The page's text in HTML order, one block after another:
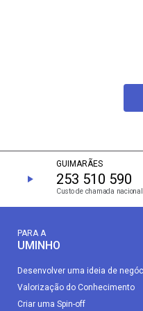
GUIMARÃES
253 510 590
Custo de chamada nacional
PARA A
UMINHO
Desenvolver uma ideia de
Valorização do Conhecimento
Criar uma Spin-off